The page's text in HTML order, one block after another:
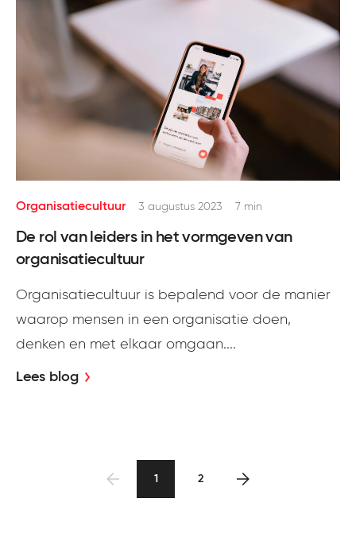
Organisatiecultuur 3 augustus 2023 7 min
De rol van leiders in het vormgeven van
organisatiecultuur
Organisatiecultuur is bepalend voor de manier
waarop mensen in een organisatie doen,
denken en met elkaar omgaan....
Lees blog
1 2